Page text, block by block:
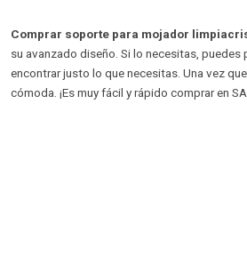
Comprar soporte para mojador
su avanzado diseño. Si lo necesitas,
encontrar justo lo que necesitas. Una vez
cómoda. ¡Es muy fácil y rápido comprar en